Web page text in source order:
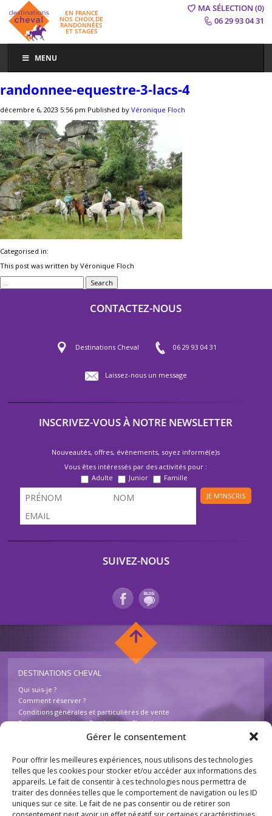
Gérer le consentement
Pour offrir les meilleures expériences, nous utilisons des technologies
telles que les cookies pour stocker et/ou accéder aux informations des
appareils. Le fait de consentir à ces technologies nous permettra de
traiter des données telles que le comportement de navigation ou les ID
uniques sur ce site. Le fait de ne pas consentir ou de retirer son
EN FRANCE
NOS CHOIX DE
RANDONNÉES
ET STAGES
MA SÉLECTION (0)
06 29 93 04 31
MENU
randonnee-equestre-3-lacs-4
décembre 6, 2023 5:56 pm Published by Véronique Floch
Categorised in:
This post was written by Véronique Floch
Search
CONTACTEZ-NOUS
Destinations Cheval 06 29 93 04 31
Laissez-nous un message
INSCRIVEZ-VOUS À NOTRE NEWSLETTER
Nouveautés, offres, évènements, soyez informé(e)s
Vous êtes intéressés par des activités pour :
Adulte
Junior
Famille
JE M'INSCRIS
SUIVEZ-NOUS
DESTINATIONS CHEVAL
Qui suis-je ?
Comment réserver ?
Conditions générales et particulières de vente
Foire aux questions – Destinations Cheval
INFOS
Mentions légales
Plan du site
Destinations Cheval